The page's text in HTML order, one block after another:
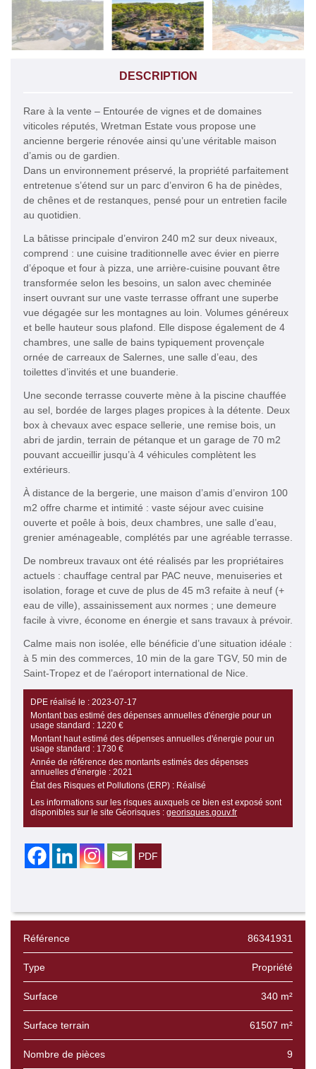
DESCRIPTION
Rare à la vente – Entourée de vignes et de domaines
viticoles réputés, Wretman Estate vous propose une
ancienne bergerie rénovée ainsi qu’une véritable maison
d’amis ou de gardien.
Dans un environnement préservé, la propriété parfaitement
entretenue s’étend sur un parc d’environ 6 ha de pinèdes,
de chênes et de restanques, pensé pour un entretien facile
au quotidien.
La bâtisse principale d’environ 240 m2 sur deux niveaux,
comprend : une cuisine traditionnelle avec évier en pierre
d’époque et four à pizza, une arrière-cuisine pouvant être
transformée selon les besoins, un salon avec cheminée
insert ouvrant sur une vaste terrasse offrant une superbe
vue dégagée sur les montagnes au loin. Volumes généreux
et belle hauteur sous plafond. Elle dispose également de 4
chambres, une salle de bains typiquement provençale
ornée de carreaux de Salernes, une salle d’eau, des
toilettes d’invités et une buanderie.
Une seconde terrasse couverte mène à la piscine chauffée
au sel, bordée de larges plages propices à la détente. Deux
box à chevaux avec espace sellerie, une remise bois, un
abri de jardin, terrain de pétanque et un garage de 70 m2
pouvant accueillir jusqu’à 4 véhicules complètent les
extérieurs.
À distance de la bergerie, une maison d’amis d’environ 100
m2 offre charme et intimité : vaste séjour avec cuisine
ouverte et poêle à bois, deux chambres, une salle d’eau,
grenier aménageable, complétés par une agréable terrasse.
De nombreux travaux ont été réalisés par les propriétaires
actuels : chauffage central par PAC neuve, menuiseries et
isolation, forage et cuve de plus de 45 m3 refaite à neuf (+
eau de ville), assainissement aux normes ; une demeure
facile à vivre, économe en énergie et sans travaux à prévoir.
Calme mais non isolée, elle bénéficie d’une situation idéale :
à 5 min des commerces, 10 min de la gare TGV, 50 min de
Saint-Tropez et de l’aéroport international de Nice.
DPE réalisé le : 2023-07-17
Montant bas estimé des dépenses annuelles d'énergie pour un
usage standard : 1220 €
Montant haut estimé des dépenses annuelles d'énergie pour un
usage standard : 1730 €
Année de référence des montants estimés des dépenses
annuelles d'énergie : 2021
État des Risques et Pollutions (ERP) : Réalisé
Les informations sur les risques auxquels ce bien est exposé sont
disponibles sur le site Géorisques : georisques.gouv.fr
Référence 86341931
Type Propriété
Surface 340 m²
Surface terrain 61507 m²
Nombre de pièces 9